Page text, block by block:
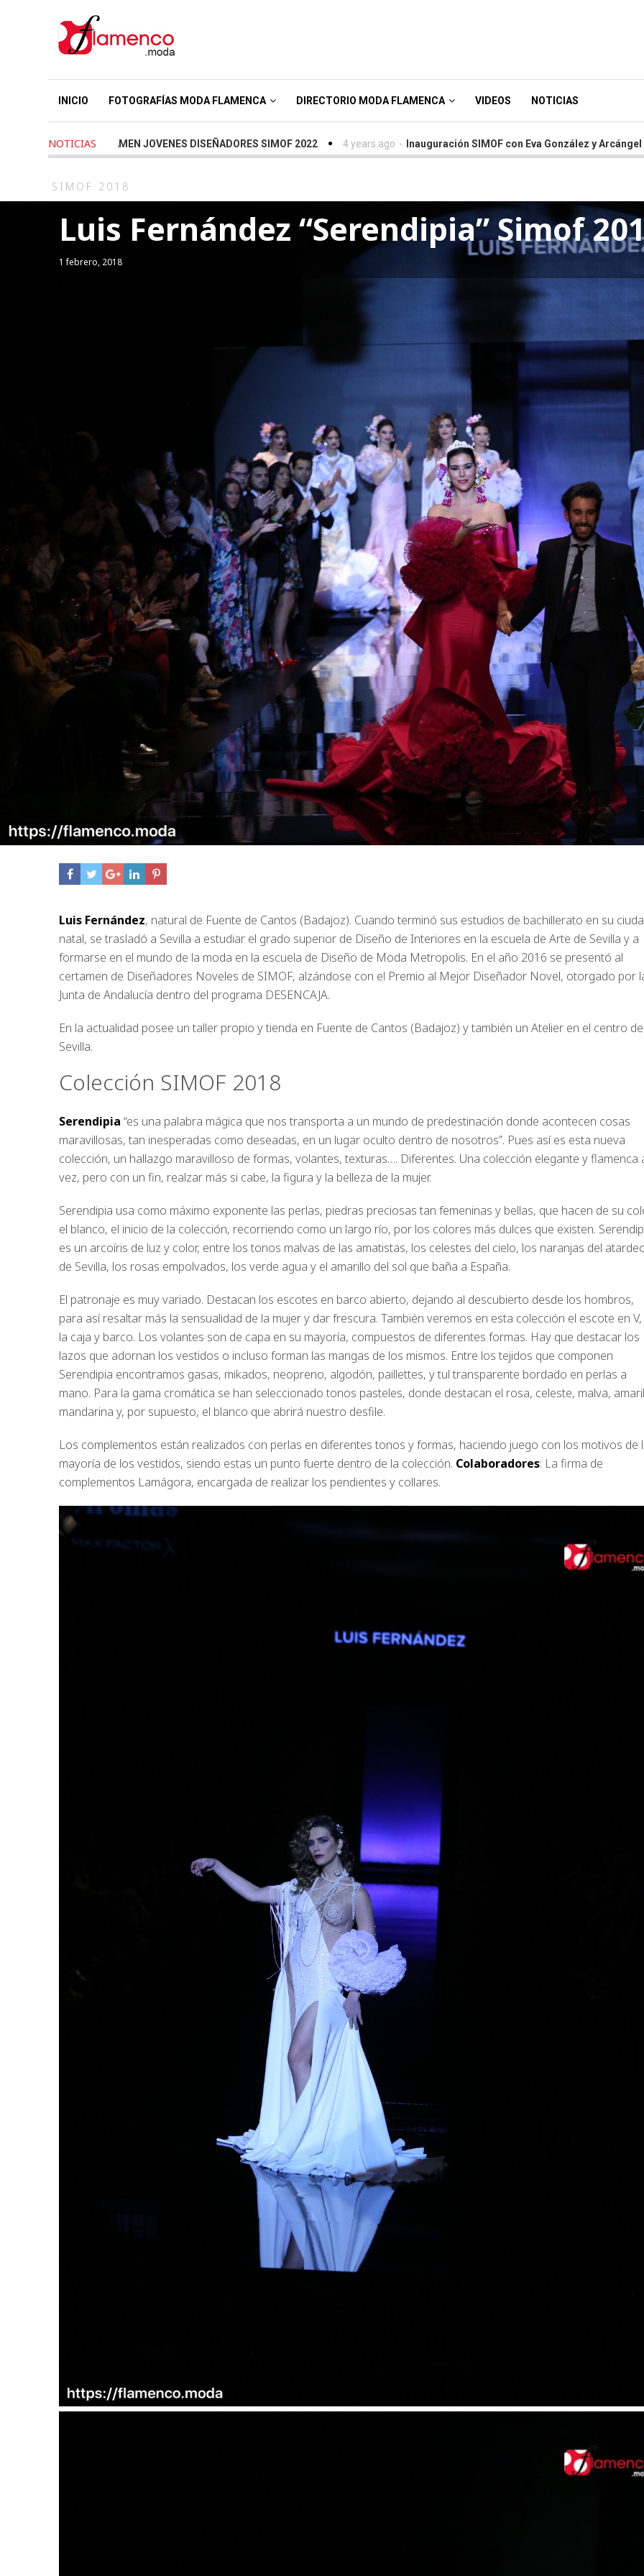
INICIO FOTOGRAFÍAS MODA FLAMENCA DIRECTORIO MODA FLAMENCA VIDEOS NOTICIAS
NOTICIAS
CERTAMEN JOVENES DISEÑADORES SIMOF 2022 4 years ago - Inauguración SIMOF con Eva González y Arcángel - Simof
SIMOF 2018
Luis Fernández “Serendipia” Simof
1 febrero, 2018
Luis Fernández, natural de Fuente de Cantos (Badajoz). Cuando terminó sus estudios de bachillerato en su
natal, se trasladó a Sevilla a estudiar el grado superior de Diseño de Interiores en la escuela de Arte de Sevilla y a
formarse en el mundo de la moda en la escuela de Diseño de Moda Metropolis. En el año 2016 se presentó al
certamen de Diseñadores Noveles de SIMOF, alzándose con el Premio al Mejor Diseñador Novel, otorgado por
Junta de Andalucía dentro del programa DESENCAJA.
En la actualidad posee un taller propio y tienda en Fuente de Cantos (Badajoz) y también un Atelier en el centro de
Sevilla.
Colección SIMOF 2018
Serendipia “es una palabra mágica que nos transporta a un mundo de predestinación donde acontecen cosas
maravillosas, tan inesperadas como deseadas, en un lugar oculto dentro de nosotros”. Pues así es esta nueva
colección, un hallazgo maravilloso de formas, volantes, texturas…. Diferentes. Una colección elegante y flamenca
vez, pero con un fin, realzar más si cabe, la figura y la belleza de la mujer.
Serendipia usa como máximo exponente las perlas, piedras preciosas tan femeninas y bellas, que hacen de su
el blanco, el inicio de la colección, recorriendo como un largo río, por los colores más dulces que existen.
es un arcoíris de luz y color, entre los tonos malvas de las amatistas, los celestes del cielo, los naranjas del
de Sevilla, los rosas empolvados, los verde agua y el amarillo del sol que baña a España.
El patronaje es muy variado. Destacan los escotes en barco abierto, dejando al descubierto desde los hombros,
para así resaltar más la sensualidad de la mujer y dar frescura. También veremos en esta colección el escote en
la caja y barco. Los volantes son de capa en su mayoría, compuestos de diferentes formas. Hay que destacar los
lazos que adornan los vestidos o incluso forman las mangas de los mismos. Entre los tejidos que componen
Serendipia encontramos gasas, mikados, neopreno, algodón, paillettes, y tul transparente bordado en perlas a
mano. Para la gama cromática se han seleccionado tonos pasteles, donde destacan el rosa, celeste, malva,
mandarina y, por supuesto, el blanco que abrirá nuestro desfile.
Los complementos están realizados con perlas en diferentes tonos y formas, haciendo juego con los motivos de
mayoría de los vestidos, siendo estas un punto fuerte dentro de la colección. Colaboradores: La firma de
complementos Lamágora, encargada de realizar los pendientes y collares.